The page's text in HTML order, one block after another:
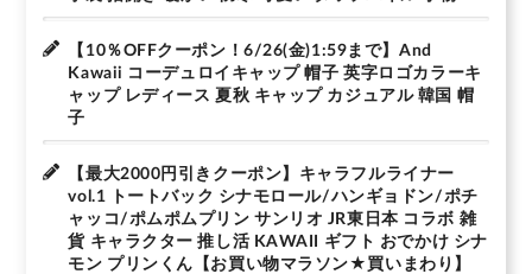
【10％OFFクーポン！6/26(金)1:59まで】And
Kawaii コーデュロイキャップ 帽子 英字ロゴカラーキ
ャップ レディース 夏秋 キャップ カジュアル 韓国 帽
子
【最大2000円引きクーポン】キャラフルライナー
vol.1 トートバック シナモロール/ハンギョドン/ポチ
ャッコ/ポムポムプリン サンリオ JR東日本 コラボ 雑
貨 キャラクター 推し活 KAWAII ギフト おでかけ シナ
モン プリンくん【お買い物マラソン★買いまわり】